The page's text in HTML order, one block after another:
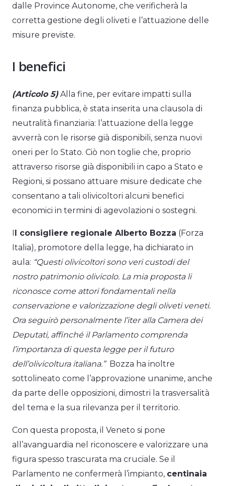
dalle Province Autonome, che verificherà la
corretta gestione degli oliveti e l’attuazione delle
misure previste.
I benefici
(Articolo 5)Alla fine, per evitare impatti sulla
finanza pubblica, è stata inserita una clausola di
neutralità finanziaria: l’attuazione della legge
avverrà con le risorse già disponibili, senza nuovi
oneri per lo Stato. Ciò non toglie che, proprio
attraverso risorse già disponibili in capo a Stato e
Regioni, si possano attuare misure dedicate che
consentano a tali olivicoltori alcuni benefici
economici in termini di agevolazioni o sostegni.
Il consigliere regionale Alberto Bozza (Forza
Italia), promotore della legge, ha dichiarato in
aula: “Questi olivicoltori sono veri custodi del
nostro patrimonio olivicolo. La mia proposta li
riconosce come attori fondamentali nella
conservazione e valorizzazione degli oliveti veneti.
Ora seguirò personalmente l’iter alla Camera dei
Deputati, affinché il Parlamento comprenda
l’importanza di questa legge per il futuro
dell’olivicoltura italiana.” Bozza ha inoltre
sottolineato come l’approvazione unanime, anche
da parte delle opposizioni, dimostri la trasversalità
del tema e la sua rilevanza per il territorio.
Con questa proposta, il Veneto si pone
all’avanguardia nel riconoscere e valorizzare una
figura spesso trascurata ma cruciale. Se il
Parlamento ne confermerà l’impianto, centinaia